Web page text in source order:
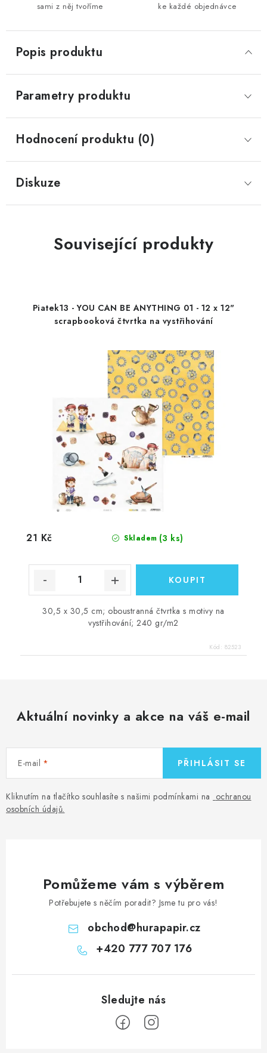
sami z něj tvoříme ke každé objednávce
Popis produktu
Parametry produktu
Hodnocení produktu (0)
Diskuze
Související produkty
Piatek13 - YOU CAN BE ANYTHING 01 - 12 x 12"
scrapbooková čtvrtka na vystřihování
Skladem (3 ks)
21 Kč
30,5 x 30,5 cm; oboustranná čtvrtka s motivy na
vystřihování; 240 gr/m2
Kód: 82523
Aktuální novinky a akce na váš e-mail
E-mail
Kliknutím na tlačítko souhlasíte s našimi podmínkami na ochranou
osobních údajů.
PŘIHLÁSIT SE
Pomůžeme vám s výběrem
Potřebujete s něčím poradit? Jsme tu pro vás!
obchod@hurapapir.cz
+420 777 707 176